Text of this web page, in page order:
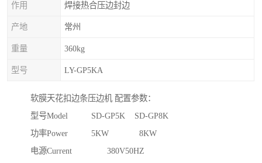
作用 焊接热合压边封边
产地 常州
重量 360kg
型号 LY-GP5KA
软膜天花扣边条压边机 配置参数：
型号Model SD-GP5K SD-GP8K
功率Power 5KW 8KW
电源Current 380V50HZ